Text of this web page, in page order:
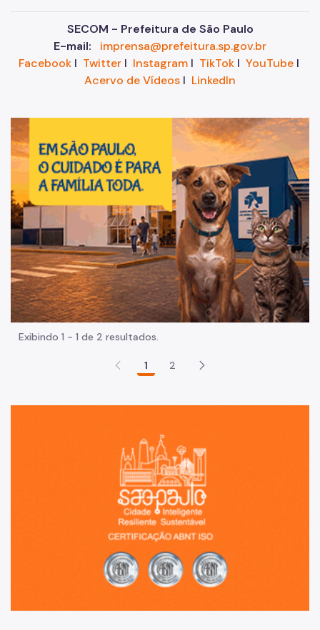
SECOM - Prefeitura de São Paulo
E-mail:
imprensa@prefeitura.sp.gov.br
FacebookI TwitterI InstagramI TikTokI YouTubeI
Acervo de Vídeos I LinkedIn
Exibindo 1 - 1 de 2 resultados.
1 2